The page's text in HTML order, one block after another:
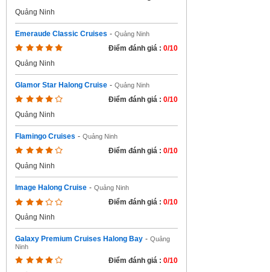
Quảng Ninh
Emeraude Classic Cruises - Quảng Ninh
Điểm đánh giá : 0/10
Quảng Ninh
Glamor Star Halong Cruise - Quảng Ninh
Điểm đánh giá : 0/10
Quảng Ninh
Flamingo Cruises - Quảng Ninh
Điểm đánh giá : 0/10
Quảng Ninh
Image Halong Cruise - Quảng Ninh
Điểm đánh giá : 0/10
Quảng Ninh
Galaxy Premium Cruises Halong Bay - Quảng
Ninh
Điểm đánh giá : 0/10